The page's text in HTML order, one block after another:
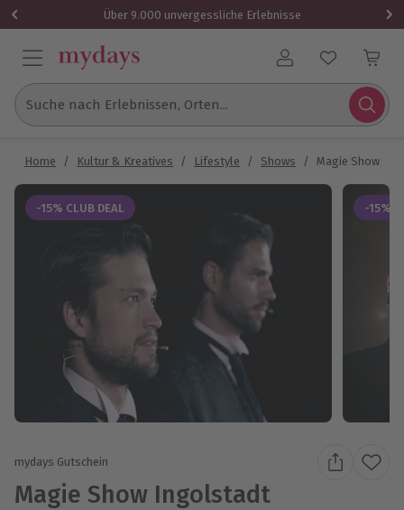
Über 9.000 unvergessliche Erlebnisse
Benutzerkonto
Suche nach Erlebnissen, Orten...
Home / Kultur & Kreatives / Lifestyle / Shows / Magie Show
-15% CLUB DEAL -15%
mydays Gutschein
Magie Show Ingolstadt